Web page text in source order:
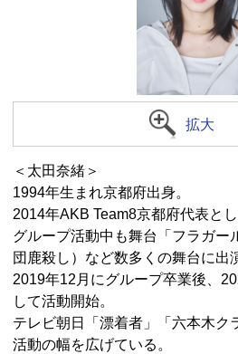
拡大
＜太田奈緒＞
1994年生まれ京都府出身。
2014年AKB Team8京都府代表とし
グループ活動中も舞台「フラガー
団鹿殺し）など数多くの舞台に出
2019年12月にグループ卒業後、
して活動開始。
テレビ朝日「漂着者」「六本木ク
活動の幅を広げている。